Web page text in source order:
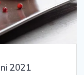
2021